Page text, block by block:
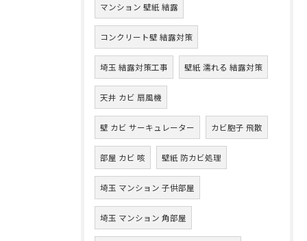
マンション 壁紙 結露
コンクリート壁 結露対策
埼玉 結露対策工事 壁紙 濡れる 結露対策
天井 カビ 扇風機
壁 カビ サーキュレーター カビ胞子 飛散
部屋 カビ 咳 壁紙 防カビ処理
埼玉 マンション 子供部屋
埼玉 マンション 角部屋